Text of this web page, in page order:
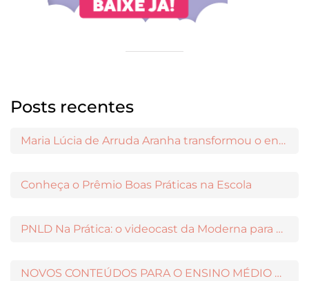
Posts recentes
Maria Lúcia de Arruda Aranha transformou o ensino de Filosofia no Brasil
Conheça o Prêmio Boas Práticas na Escola
PNLD Na Prática: o videocast da Moderna para apoiar a escolha das obras aprovadas
NOVOS CONTEÚDOS PARA O ENSINO MÉDIO DISPONÍVEIS NO MODERNAMIGOS